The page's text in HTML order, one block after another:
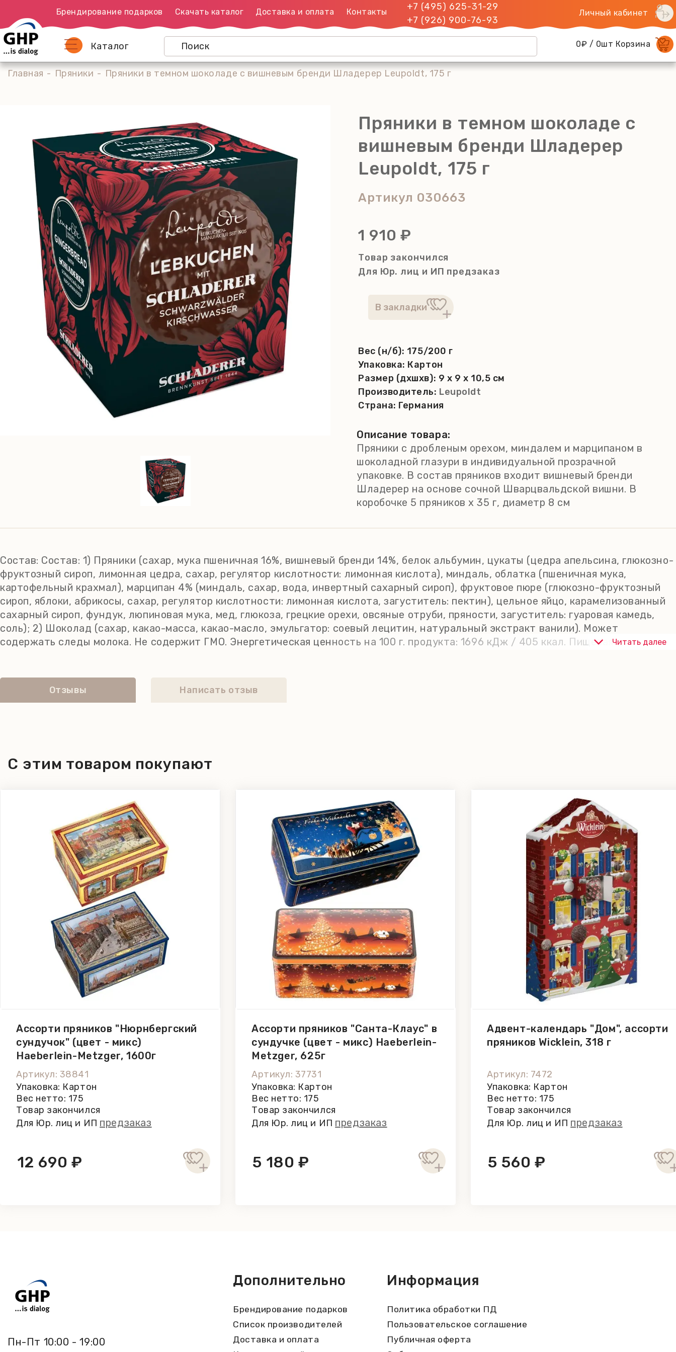
Брендирование подарков Скачать каталог Доставка и оплата Контакты
+7 (495) 625-31-29
+7 (926) 900-76-93
Каталог
Личный кабинет
0₽ / 0шт Корзина
Главная Пряники Пряники в темном шоколаде с вишневым бренди Шладерер Leupoldt, 175 г
Пряники в темном шоколаде с
вишневым бренди Шладерер
Leupoldt, 175 г
Артикул 030663
1 910 ₽
Товар закончился
Для Юр. лиц и ИП предзаказ
Вес (н/б): 175/200 г
Упаковка: Картон
Размер (дхшхв): 9 x 9 x 10,5 см
Производитель: Leupoldt
Страна: Германия
Описание товара:
Пряники с дробленым орехом, миндалем и марципаном в
шоколадной глазури в индивидуальной прозрачной
упаковке. В состав пряников входит вишневый бренди
Шладерер на основе сочной Шварцвальдской вишни. В
коробочке 5 пряников х 35 г, диаметр 8 см
Состав: Состав: 1) Пряники (сахар, мука пшеничная 16%, вишневый бренди 14%, белок альбумин, цукаты (цедра апельсина, глюкозно-
фруктозный сироп, лимонная цедра, сахар, регулятор кислотности: лимонная кислота), миндаль, облатка (пшеничная мука,
картофельный крахмал), марципан 4% (миндаль, сахар, вода, инвертный сахарный сироп), фруктовое пюре (глюкозно-фруктозный
сироп, яблоки, абрикосы, сахар, регулятор кислотности: лимонная кислота, загуститель: пектин), цельное яйцо, карамелизованный
сахарный сироп, фундук, люпиновая мука, мед, глюкоза, грецкие орехи, овсяные отруби, пряности, загуститель: гуаровая камедь,
соль); 2) Шоколад (сахар, какао-масса, какао-масло, эмульгатор: соевый лецитин, натуральный экстракт ванили). Может
содержать следы молока. Не содержит ГМО. Энергетическая ценность на 100 г. продукта: 1696 кДж / 405 ккал. Пищевая ценность
Читать далее
Отзывы Написать отзыв
С этим товаром покупают
Ассорти пряников "Нюрнбергский
сундучок" (цвет - микс)
Haeberlein-Metzger, 1600г
Артикул: 38841
Упаковка: Картон
Вес нетто: 175
Товар закончился
Для Юр. лиц и ИП предзаказ
12 690 ₽
Ассорти пряников "Санта-Клаус" в
сундучке (цвет - микс) Haeberlein-
Metzger, 625г
Артикул: 37731
Упаковка: Картон
Вес нетто: 175
Товар закончился
Для Юр. лиц и ИП предзаказ
5 180 ₽
Адвент-календарь "Дом", ассорти
пряников Wicklein, 318 г
Артикул: 7472
Упаковка: Картон
Вес нетто: 175
Товар закончился
Для Юр. лиц и ИП предзаказ
5 560 ₽
Пн-Пт 10:00 - 19:00
Дополнительно
Брендирование подарков
Список производителей
Доставка и оплата
Информация
Политика обработки ПД
Пользовательское соглашение
Публичная оферта